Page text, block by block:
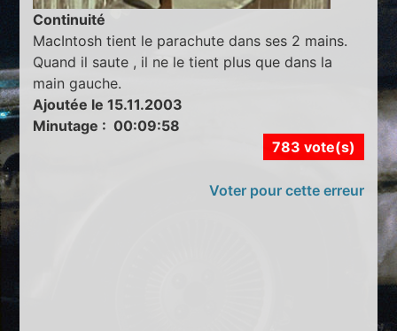
Continuité
MacIntosh tient le parachute dans ses 2 mains.
Quand il saute , il ne le tient plus que dans la
main gauche.
Ajoutée le 15.11.2003
Minutage : 00:09:58
783 vote(s)
Voter pour cette erreur